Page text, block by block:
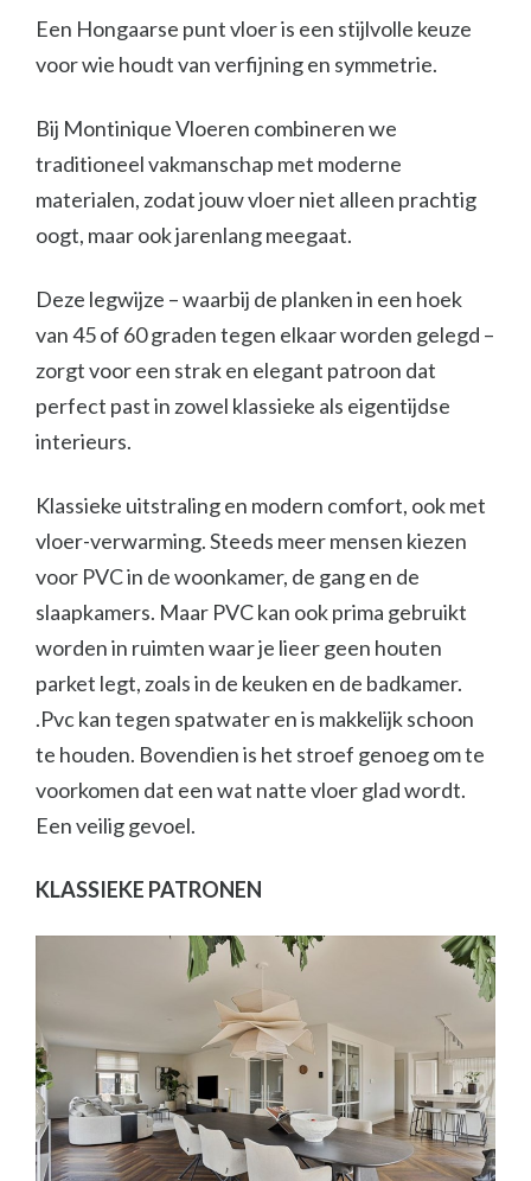
Een Hongaarse punt vloer is een stijlvolle keuze
voor wie houdt van verfijning en symmetrie.
Bij Montinique Vloeren combineren we
traditioneel vakmanschap met moderne
materialen, zodat jouw vloer niet alleen prachtig
oogt, maar ook jarenlang meegaat.
Deze legwijze – waarbij de planken in een hoek
van 45 of 60 graden tegen elkaar worden gelegd –
zorgt voor een strak en elegant patroon dat
perfect past in zowel klassieke als eigentijdse
interieurs.
Klassieke uitstraling en modern comfort, ook met
vloer-verwarming. Steeds meer mensen kiezen
voor PVC in de woonkamer, de gang en de
slaapkamers. Maar PVC kan ook prima gebruikt
worden in ruimten waar je lieer geen houten
parket legt, zoals in de keuken en de badkamer.
.Pvc kan tegen spatwater en is makkelijk schoon
te houden. Bovendien is het stroef genoeg om te
voorkomen dat een wat natte vloer glad wordt.
Een veilig gevoel.
KLASSIEKE PATRONEN